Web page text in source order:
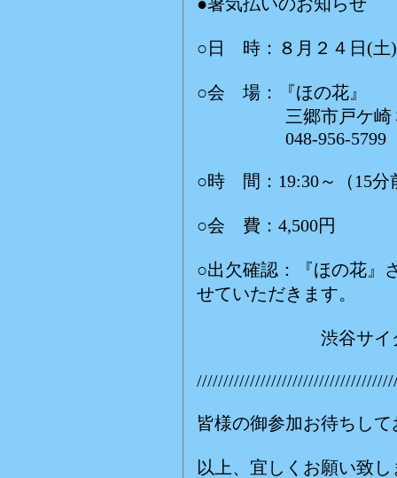
○日 時：８月２４日(土)
○会 場：『ほの花』
三郷市戸ケ崎３-
048-956-5799
○時 間：19:30～（15分
○会 費：4,500円
○出欠確認：『ほの花』
せていただきます。
渋谷サイクルま
皆様の御参加お待ちし
以上、宜しくお願い致し